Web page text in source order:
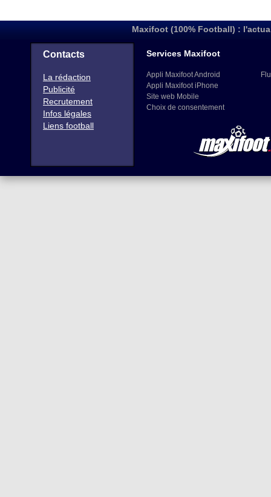
Maxifoot (100% Football) :
Contacts
La rédaction
Publicité
Recrutement
Infos légales
Liens football
Services Maxifoot
Appli Maxifoot Android
Appli Maxifoot iPhone
Site web Mobile
Choix de consentement